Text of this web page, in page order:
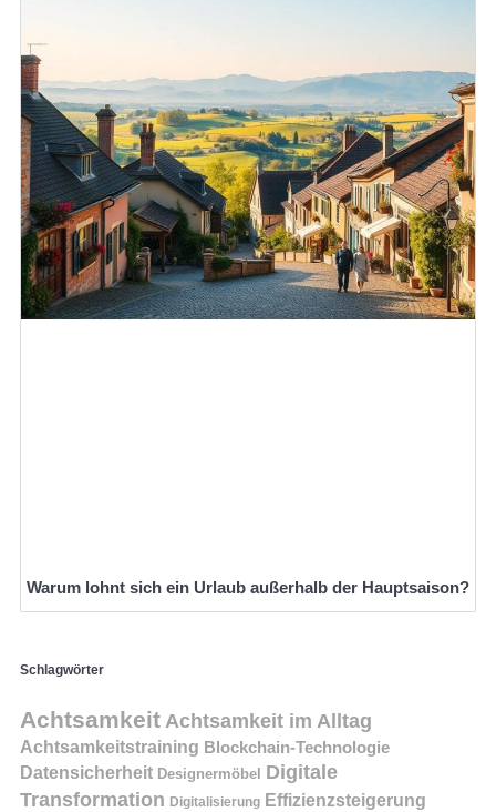
Warum lohnt sich ein Urlaub außerhalb der Hauptsaison?
Schlagwörter
Achtsamkeit Achtsamkeit im Alltag
Achtsamkeitstraining Blockchain-Technologie
Datensicherheit Designermöbel
Digitale
Transformation Digitalisierung Effizienzsteigerung